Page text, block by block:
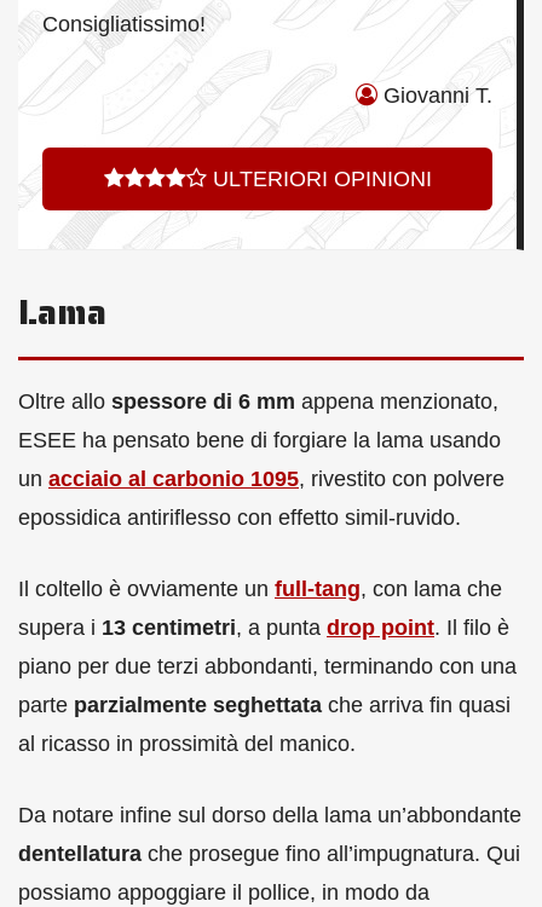
Consigliatissimo!
Giovanni T.
ULTERIORI OPINIONI
Lama
Oltre allo spessore di 6 mm appena menzionato,
ESEE ha pensato bene di forgiare la lama usando
un acciaio al carbonio 1095, rivestito con polvere
epossidica antiriflesso con effetto simil-ruvido.
Il coltello è ovviamente un full-tang, con lama che
supera i 13 centimetri, a punta drop point. Il filo è
piano per due terzi abbondanti, terminando con una
parte parzialmente seghettata che arriva fin quasi
al ricasso in prossimità del manico.
Da notare infine sul dorso della lama un’abbondante
dentellatura che prosegue fino all’impugnatura. Qui
possiamo appoggiare il pollice, in modo da